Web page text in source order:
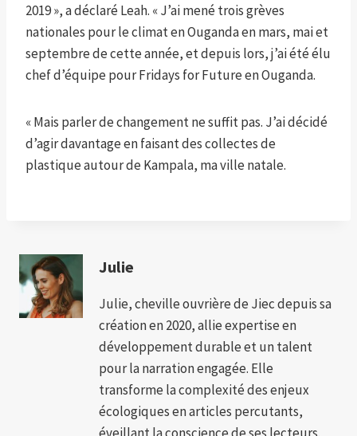
2019 », a déclaré Leah. « J’ai mené trois grèves
nationales pour le climat en Ouganda en mars, mai et
septembre de cette année, et depuis lors, j’ai été élu
chef d’équipe pour Fridays for Future en Ouganda.
« Mais parler de changement ne suffit pas. J’ai décidé
d’agir davantage en faisant des collectes de
plastique autour de Kampala, ma ville natale.
Julie
Julie, cheville ouvrière de Jiec depuis sa
création en 2020, allie expertise en
développement durable et un talent
pour la narration engagée. Elle
transforme la complexité des enjeux
écologiques en articles percutants,